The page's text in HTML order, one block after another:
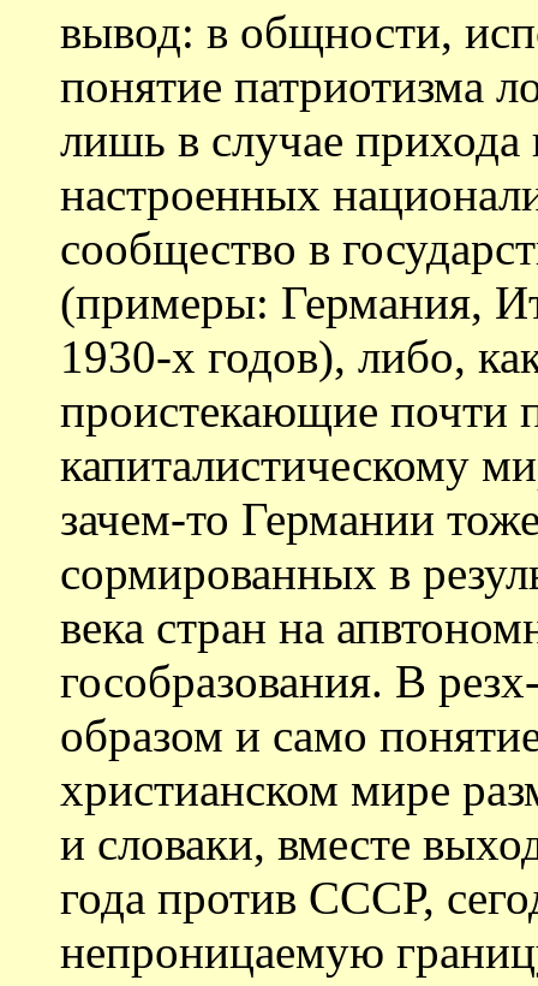
вывод: в общности,
понятие патриотизма
лишь в случае прихода
настроенных
сообщество в
(примеры: Германия,
1930-х годов), либо,
проистекающие почти
капиталистическому
зачем-то Германии
сормированных в
века стран на
гособразования. В
образом и само
христианском мире
и словаки, вместе
года против СССР,
непроницаемую